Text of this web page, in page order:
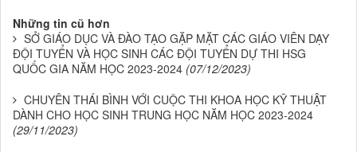
Những tin cũ hơn
SỞ GIÁO DỤC VÀ ĐÀO TẠO GẶP MẶT CÁC GIÁO VIÊN DẠY
ĐỘI TUYỂN VÀ HỌC SINH CÁC ĐỘI TUYỂN DỰ THI HSG
QUỐC GIA NĂM HỌC 2023-2024 (07/12/2023)
CHUYÊN THÁI BÌNH VỚI CUỘC THI KHOA HỌC KỸ THUẬT
DÀNH CHO HỌC SINH TRUNG HỌC NĂM HỌC 2023-2024
(29/11/2023)